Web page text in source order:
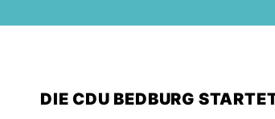
DIE CDU BEDBURG